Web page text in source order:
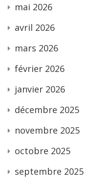
mai 2026
avril 2026
mars 2026
février 2026
janvier 2026
décembre 2025
novembre 2025
octobre 2025
septembre 2025